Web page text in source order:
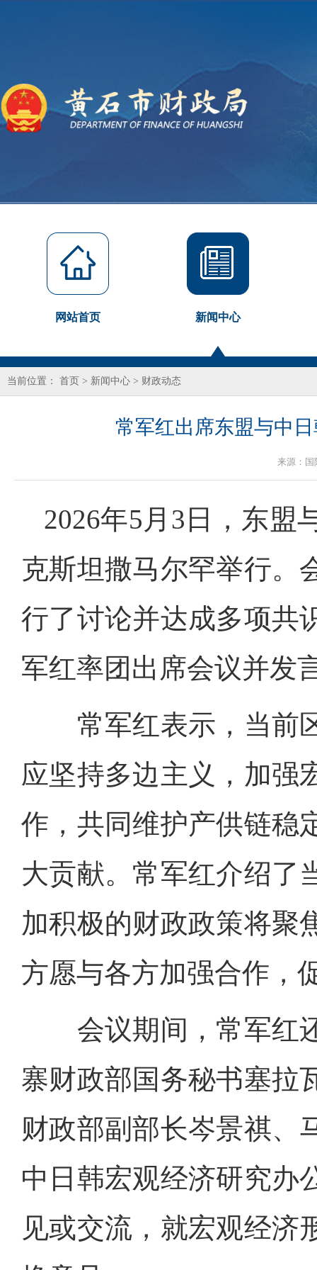
网站首页 新闻中心
当前位置： 首页 > 新闻中心 > 财政动态
常军红出席东盟与中
来源： 国
2026年5月3日，东盟
克斯坦撒马尔罕举行。
行了讨论并达成多项共
军红率团出席会议并发
常军红表示，当前区
应坚持多边主义，加强
作，共同维护产供链稳
大贡献。常军红介绍了
加积极的财政政策将聚
方愿与各方加强合作，
会议期间，常军红还
寨财政部国务秘书塞拉
财政部副部长岑景祺、
中日韩宏观经济研究办
见或交流，就宏观经济